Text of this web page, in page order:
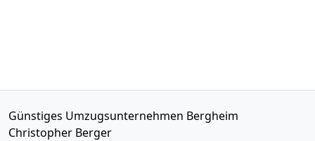
Günstiges Umzugsunternehmen Bergheim
Christopher Berger